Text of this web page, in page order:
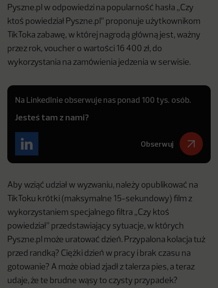
Pyszne.pl w odpowiedzi na popularność hasła „Czy
ktoś powiedział Pyszne.pl” proponuje użytkownikom
TikToka zabawę, w której nagrodą główną jest, ważny
przez rok, voucher o wartości 16 400 zł, do
wykorzystania na zamówienia jedzenia w serwisie.
Na LinkedInie obserwuje nas ponad 100 tys. osób.
Jesteś tam z nami?
Obserwuj
Aby wziąć udział w wyzwaniu, należy opublikować na
TikToku krótki (maksymalne 15-sekundowy) film z
wykorzystaniem specjalnego filtra „Czy ktoś
powiedział” przedstawiający sytuacje, w których
Pyszne.pl może uratować dzień. Przypalona kolacja tuż
przed randką? Ciężki dzień w pracy i brak czasu na
gotowanie? A może obiad zjadł z talerza pies, a teraz
udaje, że te brudne wąsy to czysty przypadek?